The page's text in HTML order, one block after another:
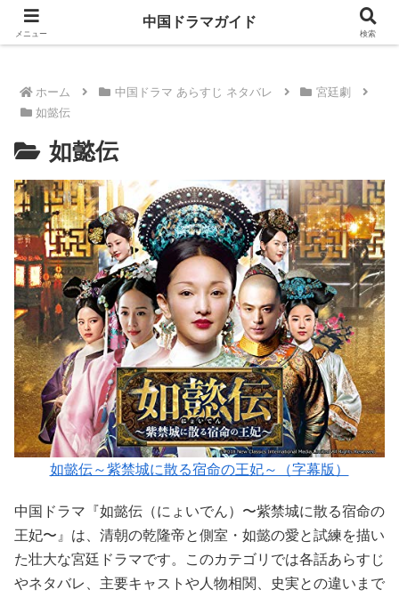
ドラマは歴史を知るともっと面白い！
ホーム 中国ドラマ あらすじ ネタバレ
宮廷劇
如懿伝
如懿伝
如懿伝～紫禁城に散る宿命の王妃～（字幕版）
中国ドラマ『如懿伝（にょいでん）〜紫禁城に散る宿命の
王妃〜』は、清朝の乾隆帝と側室・如懿の愛と試練を描い
た壮大な宮廷ドラマです。このカテゴリでは各話あらすじ
やネタバレ、主要キャストや人物相関、史実との違いまで
メニュー
中国ドラマガイド
検索